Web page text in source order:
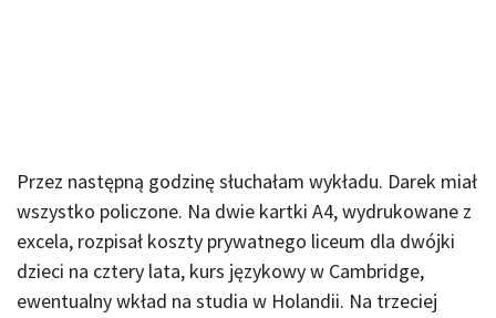
Przez następną godzinę słuchałam wykładu. Darek miał
wszystko policzone. Na dwie kartki A4, wydrukowane z
excela, rozpisał koszty prywatnego liceum dla dwójki
dzieci na cztery lata, kurs językowy w Cambridge,
ewentualny wkład na studia w Holandii. Na trzeciej